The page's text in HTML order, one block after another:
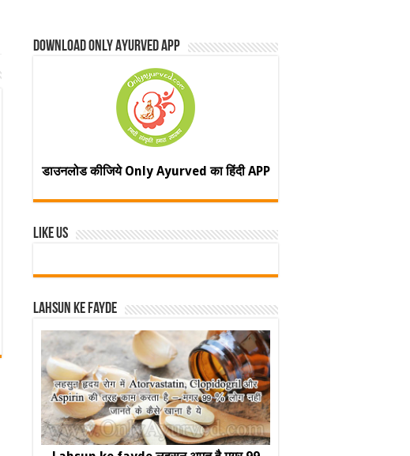
Download Only Ayurved App
डाउनलोड कीजिये Only Ayurved का हिंदी APP
Like Us
Lahsun ke fayde